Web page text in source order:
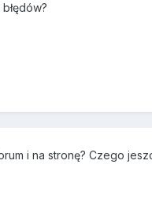
i na stronę? Czego